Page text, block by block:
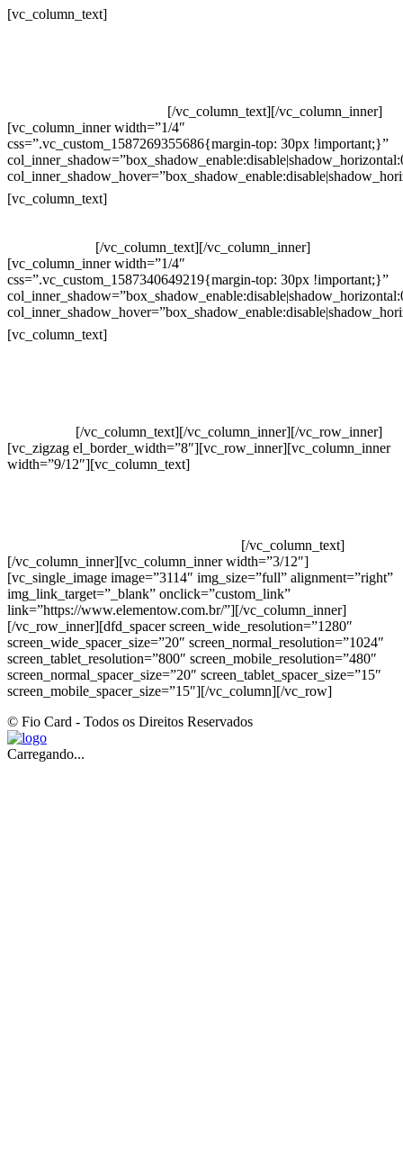
[vc_column_text]
[/vc_column_text][/vc_column_inner]
[vc_column_inner width=”1/4″
css=”.vc_custom_1587269355686{margin-top: 30px !important;}”
[vc_column_text]
[/vc_column_text][/vc_column_inner]
[vc_column_inner width=”1/4″
css=”.vc_custom_1587340649219{margin-top: 30px !important;}”
[vc_column_text]
[/vc_column_text][/vc_column_inner][/vc_row_inner]
[vc_zigzag el_border_width=”8″][vc_row_inner][vc_column_inner
width=”9/12″][vc_column_text]
[/vc_column_text]
[/vc_column_inner][vc_column_inner width=”3/12″]
[vc_single_image image=”3114″ img_size=”full” alignment=”right”
img_link_target=”_blank” onclick=”custom_link”
link=”https://www.elementow.com.br/”][/vc_column_inner]
[/vc_row_inner][dfd_spacer screen_wide_resolution=”1280″
screen_wide_spacer_size=”20″ screen_normal_resolution=”1024″
screen_tablet_resolution=”800″ screen_mobile_resolution=”480″
screen_normal_spacer_size=”20″ screen_tablet_spacer_size=”15″
screen_mobile_spacer_size=”15″][/vc_column][/vc_row]
© Fio Card - Todos os Direitos Reservados
Carregando...